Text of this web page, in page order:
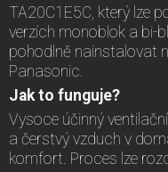
TA20C1E5C, který lze
verzích monoblok a bi-
pohodlně nainstalovat
Panasonic.
Jak to funguje?
Vysoce účinný
a čerstvý vzduch v
komfort. Proces lze